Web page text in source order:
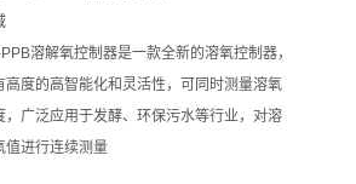
溶解氧控制器是一款全新的溶氧控制器，
高度的高智能化和灵活性，可同时测量溶氧
，广泛应用于发酵、环保污水等行业，对溶
值进行连续测量